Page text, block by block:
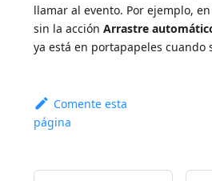
llamar al evento. Por ejemplo,
sin la acciónArrastre
ya está en portapapeles cuando
Comente esta
página